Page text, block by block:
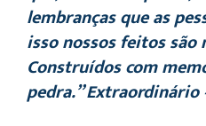
lembranças que as
isso nossos feitos são
Construídos com
pedra.” Extraordinário